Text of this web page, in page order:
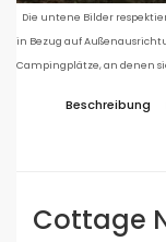
Die untene Bilder
in Bezug auf
Campingplätze, an denen
Beschreibung
Cottage